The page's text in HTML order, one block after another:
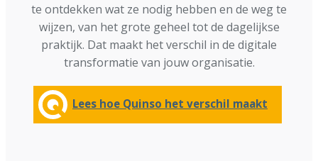
te ontdekken wat ze nodig hebben en de weg te
wijzen, van het grote geheel tot de dagelijkse
praktijk. Dat maakt het verschil in de digitale
transformatie van jouw organisatie.
Lees hoe Quinso het verschil maakt